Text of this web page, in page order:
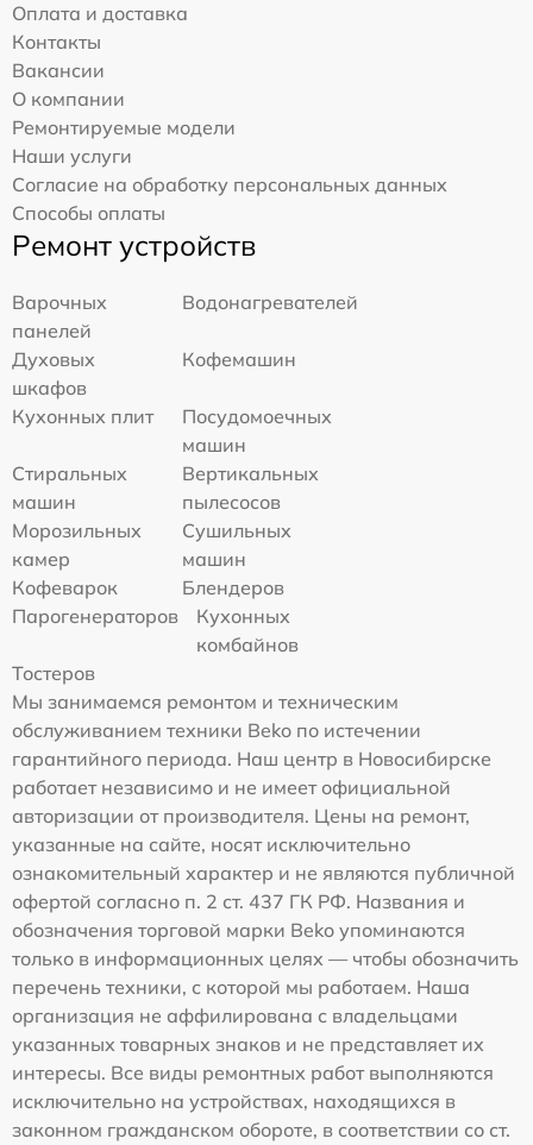
Оплата и доставка
Контакты
Вакансии
О компании
Ремонтируемые модели
Наши услуги
Согласие на обработку персональных данных
Способы оплаты
Ремонт устройств
Варочных
панелей
Водонагревателей
Духовых
шкафов
Кофемашин
Кухонных плит
Посудомоечных
машин
Стиральных
машин
Вертикальных
пылесосов
Морозильных
камер
Сушильных
машин
Кофеварок
Блендеров
Парогенераторов
Кухонных
комбайнов
Тостеров
Мы занимаемся ремонтом и техническим
обслуживанием техники Beko по истечении
гарантийного периода. Наш центр в Новосибирске
работает независимо и не имеет официальной
авторизации от производителя. Цены на ремонт,
указанные на сайте, носят исключительно
ознакомительный характер и не являются публичной
офертой согласно п. 2 ст. 437 ГК РФ. Названия и
обозначения торговой марки Beko упоминаются
только в информационных целях — чтобы обозначить
перечень техники, с которой мы работаем. Наша
организация не аффилирована с владельцами
указанных товарных знаков и не представляет их
интересы. Все виды ремонтных работ выполняются
исключительно на устройствах, находящихся в
законном гражданском обороте, в соответствии со ст.